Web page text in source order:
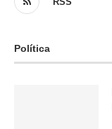
Política